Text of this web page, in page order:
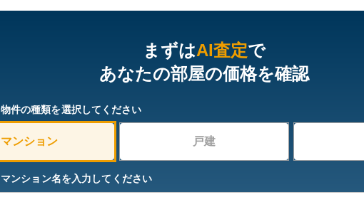
まずはAI査定で
あなたの部屋の価格を確認
物件の種類を選択してください
マンション 戸建
マンション名を入力してください